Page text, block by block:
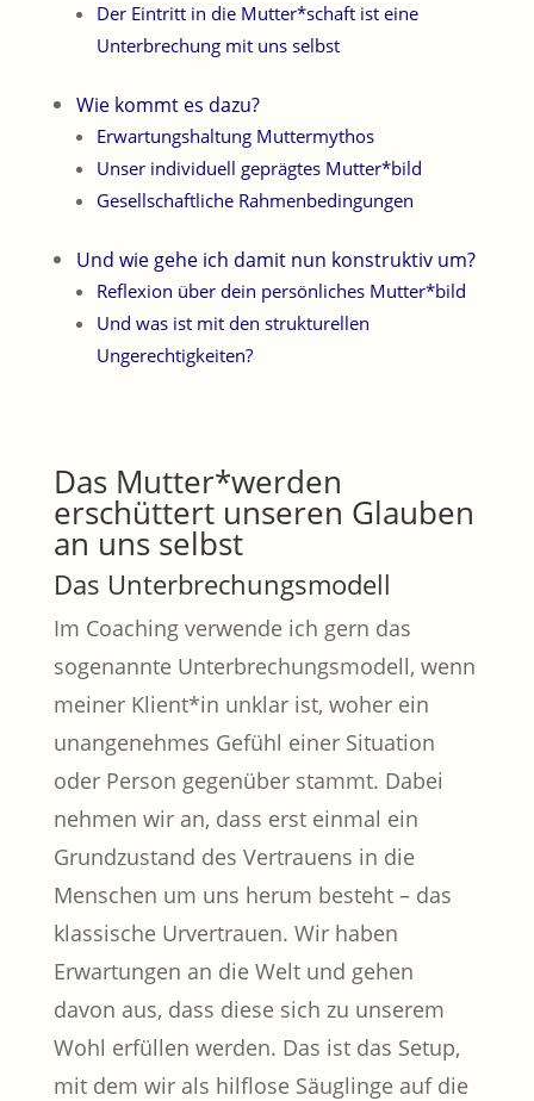
Der Eintritt in die Mutter*schaft ist eine
Unterbrechung mit uns selbst
Wie kommt es dazu?
Erwartungshaltung Muttermythos
Unser individuell geprägtes Mutter*bild
Gesellschaftliche Rahmenbedingungen
Und wie gehe ich damit nun konstruktiv um?
Reflexion über dein persönliches Mutter*bild
Und was ist mit den strukturellen
Ungerechtigkeiten?
Das Mutter*werden
erschüttert unseren Glauben
an uns selbst
Das Unterbrechungsmodell
Im Coaching verwende ich gern das
sogenannte Unterbrechungsmodell, wenn
meiner Klient*in unklar ist, woher ein
unangenehmes Gefühl einer Situation
oder Person gegenüber stammt. Dabei
nehmen wir an, dass erst einmal ein
Grundzustand des Vertrauens in die
Menschen um uns herum besteht – das
klassische Urvertrauen. Wir haben
Erwartungen an die Welt und gehen
davon aus, dass diese sich zu unserem
Wohl erfüllen werden. Das ist das Setup,
mit dem wir als hilflose Säuglinge auf die